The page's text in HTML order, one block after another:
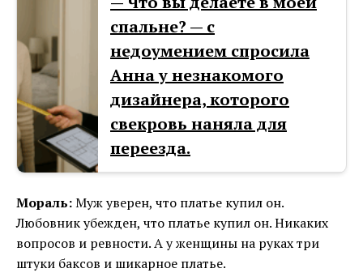
спальне? — с
недоумением спросила
Анна у незнакомого
дизайнера, которого
свекровь наняла для
переезда.
Мораль:Муж уверен, что платье купил он.
Любовник убежден, что платье купил он. Никаких
вопросов и ревности. А у женщины на руках три
штуки баксов и шикарное платье.